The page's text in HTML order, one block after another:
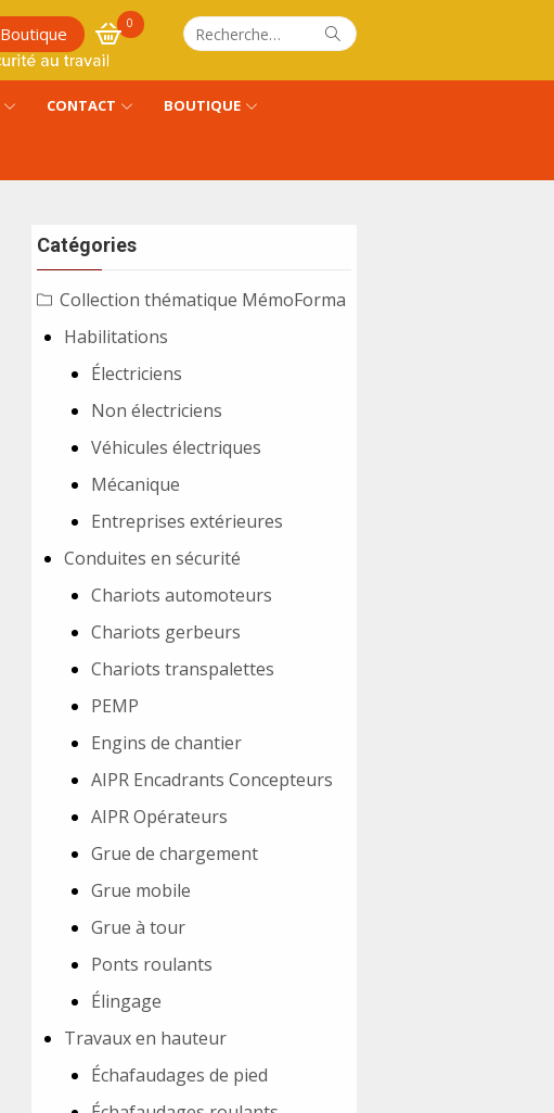
Recherche
pour :
Rechercher
Boutique 0
CONTACT BOUTIQUE
Catégories
Collection thématique MémoForma
Habilitations
Électriciens
Non électriciens
Véhicules électriques
Mécanique
Entreprises extérieures
Conduites en sécurité
Chariots automoteurs
Chariots gerbeurs
Chariots transpalettes
PEMP
Engins de chantier
AIPR Encadrants Concepteurs
AIPR Opérateurs
Grue de chargement
Grue mobile
Grue à tour
Ponts roulants
Élingage
Travaux en hauteur
Échafaudages de pied